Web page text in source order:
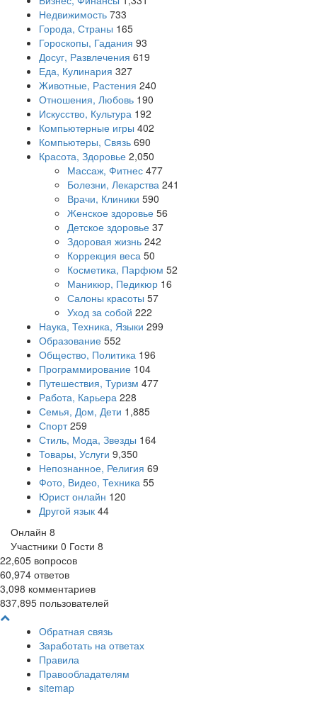
Недвижимость 733
Города, Страны 165
Гороскопы, Гадания 93
Досуг, Развлечения 619
Еда, Кулинария 327
Животные, Растения 240
Отношения, Любовь 190
Искусство, Культура 192
Компьютерные игры 402
Компьютеры, Связь 690
Красота, Здоровье 2,050
Массаж, Фитнес 477
Болезни, Лекарства 241
Врачи, Клиники 590
Женское здоровье 56
Детское здоровье 37
Здоровая жизнь 242
Коррекция веса 50
Косметика, Парфюм 52
Маникюр, Педикюр 16
Салоны красоты 57
Уход за собой 222
Наука, Техника, Языки 299
Образование 552
Общество, Политика 196
Программирование 104
Путешествия, Туризм 477
Работа, Карьера 228
Семья, Дом, Дети 1,885
Спорт 259
Стиль, Мода, Звезды 164
Товары, Услуги 9,350
Непознанное, Религия 69
Фото, Видео, Техника 55
Юрист онлайн 120
Другой язык 44
Онлайн 8
Участники 0 Гости 8
22,605 вопросов
60,974 ответов
3,098 комментариев
837,895 пользователей
Обратная связь
Заработать на ответах
Правила
Правообладателям
sitemap